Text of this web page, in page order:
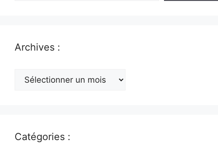
Archives :
Archives
Catégories :